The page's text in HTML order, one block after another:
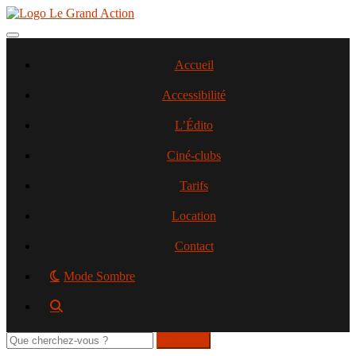
Aller
contenu
Toggle navigation
Accueil
Accessibilité
L’Édito
Ciné-clubs
Tarifs
Location
Contact
Mode Sombre
Rechercher
sur